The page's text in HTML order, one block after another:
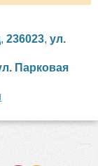
, 236023, ул.
Парковая